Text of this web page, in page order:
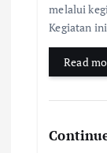
melalui
Kegiatan
Read